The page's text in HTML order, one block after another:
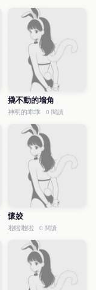
撬不動的墻角
神明的乖乖 0 閱讀
懷姣
啦啦啦啦 0 閱讀